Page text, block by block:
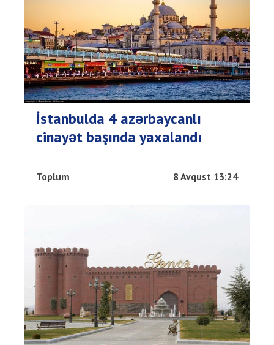
İstanbulda 4 azərbaycanlı
cinayət başında yaxalandı
Toplum 8 Avqust 13:24